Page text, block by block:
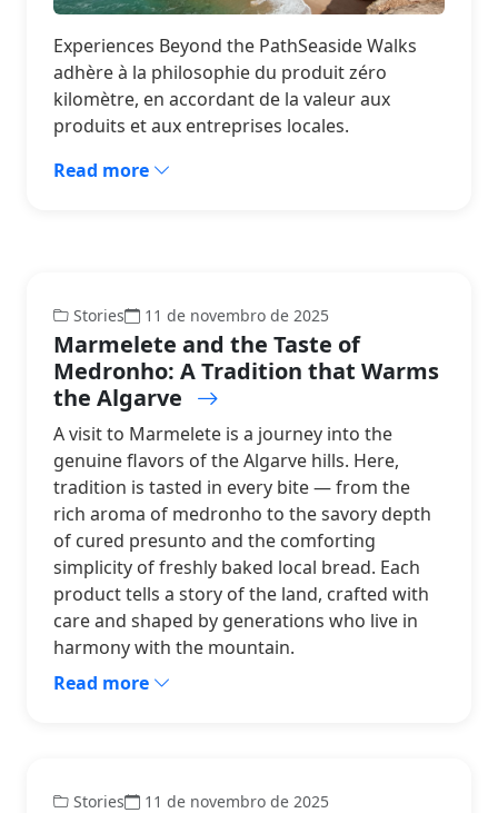
Experiences Beyond the PathSeaside Walks
adhère à la philosophie du produit zéro
kilomètre, en accordant de la valeur aux
produits et aux entreprises locales.
Read more
Stories 11 de novembro de 2025
Marmelete and the Taste of
Medronho: A Tradition that Warms
the Algarve
A visit to Marmelete is a journey into the
genuine flavors of the Algarve hills. Here,
tradition is tasted in every bite — from the
rich aroma of medronho to the savory depth
of cured presunto and the comforting
simplicity of freshly baked local bread. Each
product tells a story of the land, crafted with
care and shaped by generations who live in
harmony with the mountain.
Read more
Stories 11 de novembro de 2025